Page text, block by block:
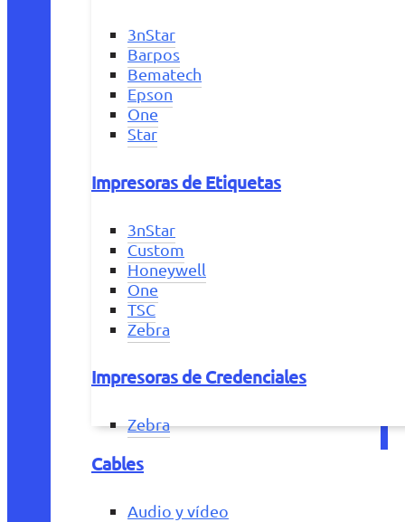
3nStar
Barpos
Bematech
Epson
One
Star
Impresoras de Etiquetas
3nStar
Custom
Honeywell
One
TSC
Zebra
Impresoras de Credenciales
Zebra
Cables
Audio y vídeo